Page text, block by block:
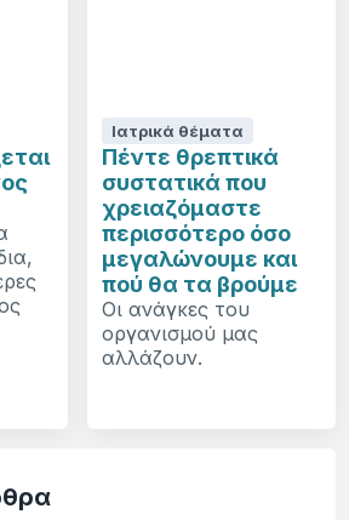
Ιατρικά θέματα
Πέντε θρεπτικά
συστατικά που
χρειαζόμαστε
περισσότερο όσο
μεγαλώνουμε και
πού θα τα βρούμε
Οι ανάγκες του
οργανισμού μας
αλλάζουν.